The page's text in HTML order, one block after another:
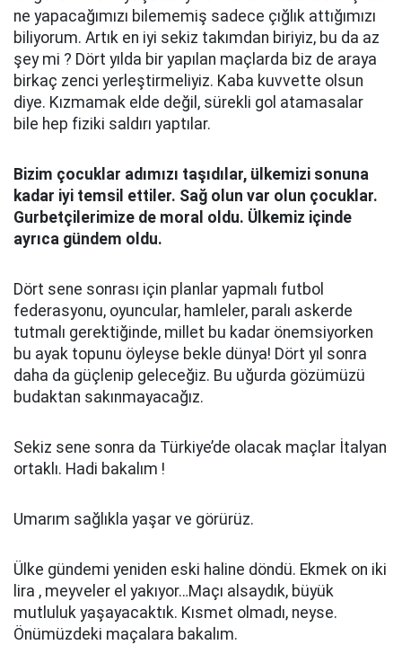
ne yapacağımızı bilememiş sadece çığlık attığımızı
biliyorum. Artık en iyi sekiz takımdan biriyiz, bu da az
şey mi ? Dört yılda bir yapılan maçlarda biz de araya
birkaç zenci yerleştirmeliyiz. Kaba kuvvette olsun
diye. Kızmamak elde değil, sürekli gol atamasalar
bile hep fiziki saldırı yaptılar.
Bizim çocuklar adımızı taşıdılar, ülkemizi sonuna
kadar iyi temsil ettiler. Sağ olun var olun çocuklar.
Gurbetçilerimize de moral oldu. Ülkemiz içinde
ayrıca gündem oldu.
Dört sene sonrası için planlar yapmalı futbol
federasyonu, oyuncular, hamleler, paralı askerde
tutmalı gerektiğinde, millet bu kadar önemsiyorken
bu ayak topunu öyleyse bekle dünya! Dört yıl sonra
daha da güçlenip geleceğiz. Bu uğurda gözümüzü
budaktan sakınmayacağız.
Sekiz sene sonra da Türkiye’de olacak maçlar İtalyan
ortaklı. Hadi bakalım !
Umarım sağlıkla yaşar ve görürüz.
Ülke gündemi yeniden eski haline döndü. Ekmek on iki
lira , meyveler el yakıyor…Maçı alsaydık, büyük
mutluluk yaşayacaktık. Kısmet olmadı, neyse.
Önümüzdeki maçalara bakalım.